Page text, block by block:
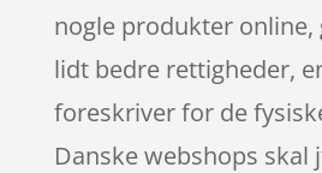
nogle produkter online,
lidt bedre rettigheder,
foreskriver for de
Danske webshops skal